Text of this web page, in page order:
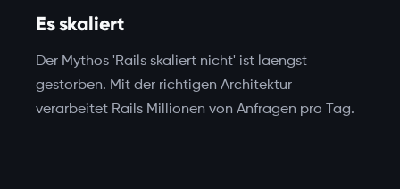
Es skaliert
Der Mythos 'Rails skaliert nicht' ist laengst
gestorben. Mit der richtigen Architektur
verarbeitet Rails Millionen von Anfragen pro Tag.